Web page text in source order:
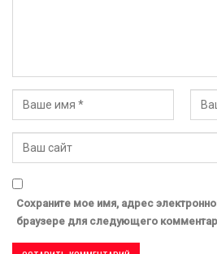
Сохраните мое имя, адрес
браузере для следующего